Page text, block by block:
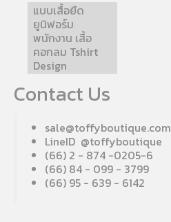
แบบเสื้อยืด
ยูนิฟอร์ม
พนักงาน เสื้อ
คอกลม Tshirt
Design
Contact Us
sale@toffyboutique.com
LineID @toffyboutique
(66) 2 - 874 -0205-6
(66) 84 - 099 - 3799
(66) 95 - 639 - 6142